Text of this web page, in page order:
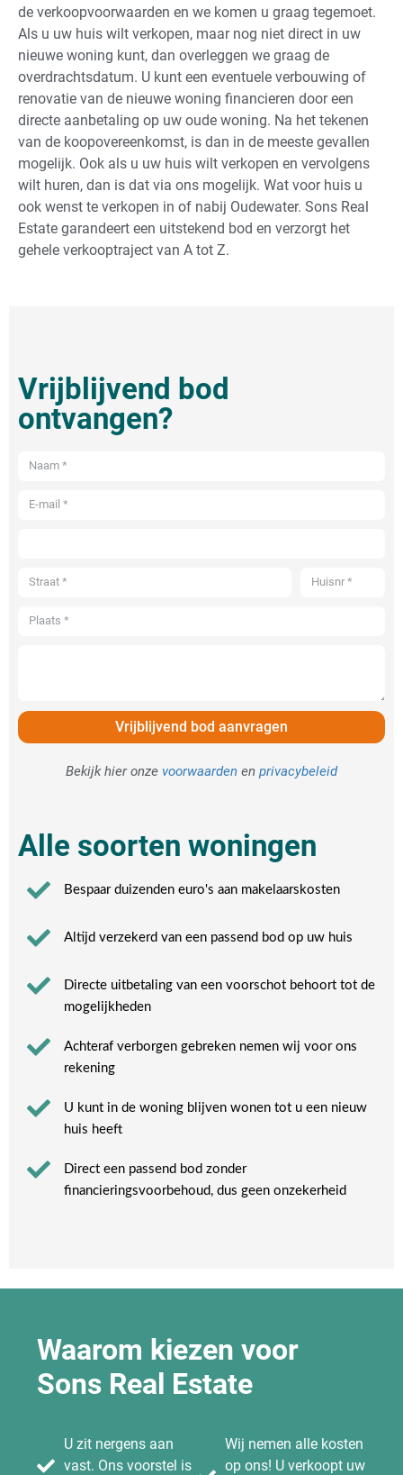
de verkoopvoorwaarden en we komen u graag tegemoet.
Als u uw huis wilt verkopen, maar nog niet direct in uw
nieuwe woning kunt, dan overleggen we graag de
overdrachtsdatum. U kunt een eventuele verbouwing of
renovatie van de nieuwe woning financieren door een
directe aanbetaling op uw oude woning. Na het tekenen
van de koopovereenkomst, is dan in de meeste gevallen
mogelijk. Ook als u uw huis wilt verkopen en vervolgens
wilt huren, dan is dat via ons mogelijk. Wat voor huis u
ook wenst te verkopen in of nabij Oudewater. Sons Real
Estate garandeert een uitstekend bod en verzorgt het
gehele verkooptraject van A tot Z.
Vrijblijvend bod
ontvangen?
Vrijblijvend bod aanvragen
Bekijk hier onze voorwaarden en privacybeleid
Alle soorten woningen
Bespaar duizenden euro's aan makelaarskosten
Altijd verzekerd van een passend bod op uw huis
Directe uitbetaling van een voorschot behoort tot de
mogelijkheden
Achteraf verborgen gebreken nemen wij voor ons
rekening​
U kunt in de woning blijven wonen tot u een nieuw
huis heeft​
Direct een passend bod zonder
financieringsvoorbehoud, dus geen onzekerheid​
Waarom kiezen voor
Sons Real Estate
U zit nergens aan
vast. Ons voorstel is
Wij nemen alle kosten
op ons! U verkoopt uw